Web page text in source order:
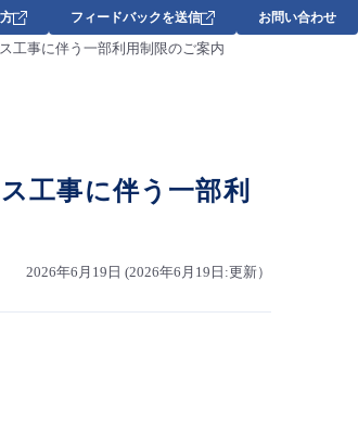
フィードバックを送信 お問い合わせ
工事に伴う一部利用制限のご案内
工事に伴う一部利
2026年6月19日 (2026年6月19日:更新）